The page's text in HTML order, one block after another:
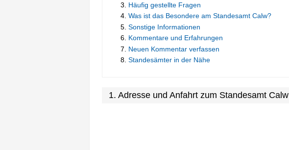
Häufig gestellte Fragen
Was ist das Besondere am Standesamt Calw?
Sonstige Informationen
Kommentare und Erfahrungen
Neuen Kommentar verfassen
Standesämter in der Nähe
1. Adresse und Anfahrt zum Standesamt Calw